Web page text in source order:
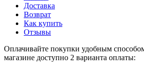
Доставка
Возврат
Как купить
Отзывы
Оплачивайте покупки удобным
магазине доступно 2 варианта оплаты: